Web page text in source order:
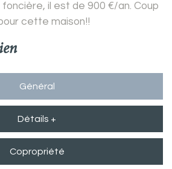
il est de 900 €/an. Coup
cette maison!!
Général
Détails +
Copropriété